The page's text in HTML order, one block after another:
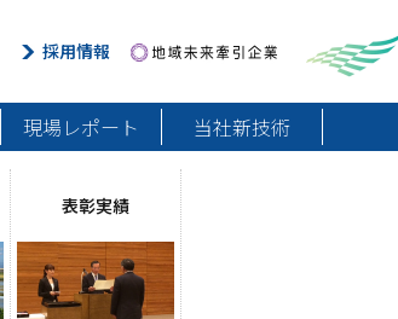
採用情報
現場レポート 当社新技術
表彰実績